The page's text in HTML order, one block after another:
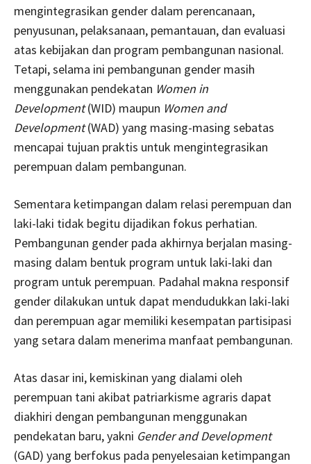
mengintegrasikan gender dalam perencanaan,
penyusunan, pelaksanaan, pemantauan, dan evaluasi
atas kebijakan dan program pembangunan nasional.
Tetapi, selama ini pembangunan gender masih
menggunakan pendekatan Women in
Development(WID) maupun Women and
Development(WAD) yang masing-masing sebatas
mencapai tujuan praktis untuk mengintegrasikan
perempuan dalam pembangunan.
Sementara ketimpangan dalam relasi perempuan dan
laki-laki tidak begitu dijadikan fokus perhatian.
Pembangunan gender pada akhirnya berjalan masing-
masing dalam bentuk program untuk laki-laki dan
program untuk perempuan. Padahal makna responsif
gender dilakukan untuk dapat mendudukkan laki-laki
dan perempuan agar memiliki kesempatan partisipasi
yang setara dalam menerima manfaat pembangunan.
Atas dasar ini, kemiskinan yang dialami oleh
perempuan tani akibat patriarkisme agraris dapat
diakhiri dengan pembangunan menggunakan
pendekatan baru, yakni Gender and Development
(GAD) yang berfokus pada penyelesaian ketimpangan